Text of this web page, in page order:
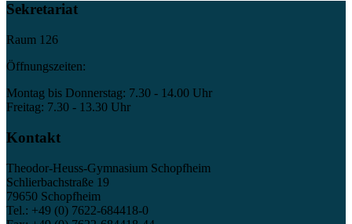
Sekretariat
Raum 126
Öffnungszeiten:
Montag bis Donnerstag: 7.30 - 14.00 Uhr
Freitag: 7.30 - 13.30 Uhr
Kontakt
Theodor-Heuss-Gymnasium Schopfheim
Schlierbachstraße 19
79650 Schopfheim
Tel.: +49 (0) 7622-684418-0